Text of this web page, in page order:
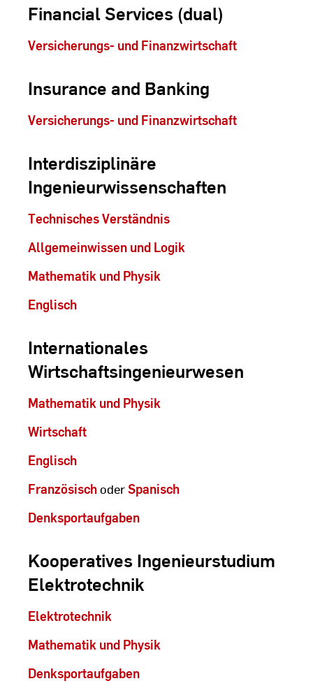
Financial Services (dual)
Versicherungs- und Finanzwirtschaft
Insurance and Banking
Versicherungs- und Finanzwirtschaft
Interdisziplinäre
Ingenieurwissenschaften
Technisches Verständnis
Allgemeinwissen und Logik
Mathematik und Physik
Englisch
Internationales
Wirtschaftsingenieurwesen
Mathematik und Physik
Wirtschaft
Englisch
FranzösischoderSpanisch
Denksportaufgaben
Kooperatives Ingenieurstudium
Elektrotechnik
Elektrotechnik
Mathematik und Physik
Denksportaufgaben